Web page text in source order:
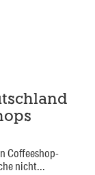
Coffeeshop-
nicht...